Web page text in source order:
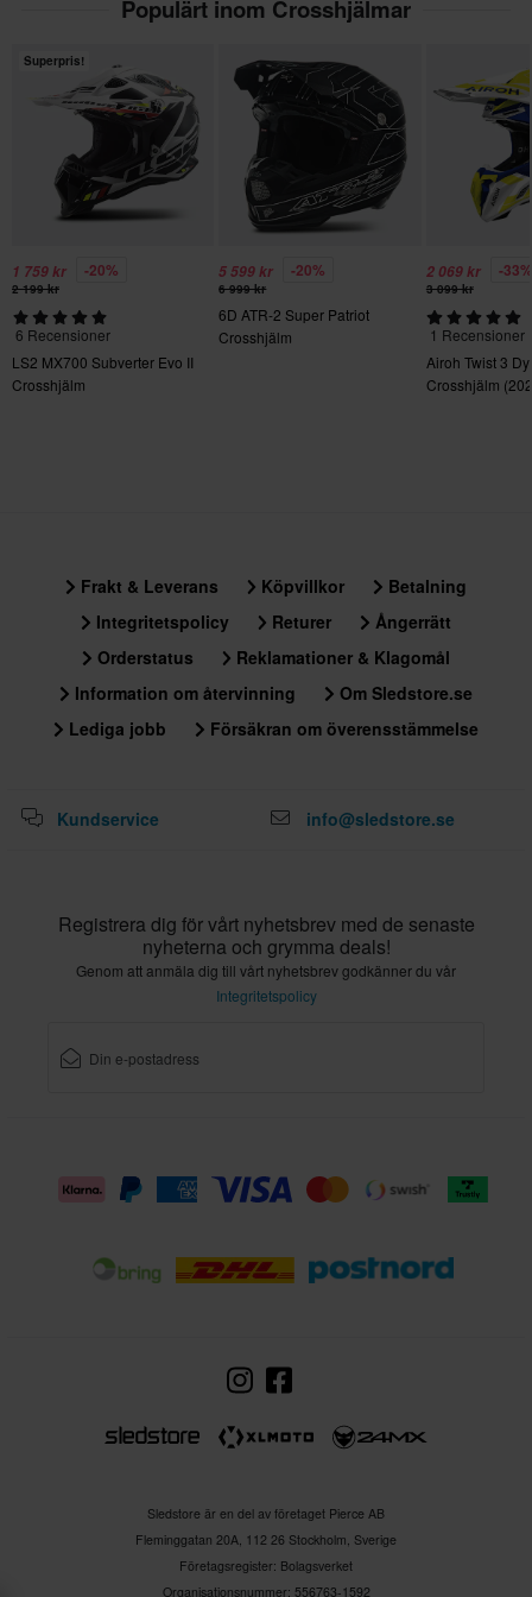
M
XL
325 x 425 x 275 mm
XXL
380 x 400 x 350 mm
Certifieringsstandard
Populärt inom Crosshjälmar
Superpris!
1 759 kr -20%
2 199 kr
6 Recensioner
LS2 MX700 Subverter Evo II
Crosshjälm
5 599 kr -20%
6 999 kr
6D ATR-2 Super Patriot
Crosshjälm
2 069 kr -33%
3 099 kr
1 Recensioner
Airoh Twist 3
Crosshjälm
Frakt & Leverans Köpvillkor
Betalning
Integritetspolicy
Returer
Ångerrätt
Orderstatus
Reklamationer & Klagomål
Information om återvinning
Om Sledstore.se
Lediga jobb
Försäkran om överensstämmelse
Kundservice info@sledstore.se
Registrera dig för vårt nyhetsbrev med de senaste
nyheterna och grymma deals!
Genom att anmäla dig till vårt nyhetsbrev godkänner du vår
Integritetspolicy
Sledstore är en del av företaget Pierce AB
Fleminggatan 20A, 112 26 Stockholm, Sverige
Företagsregister: Bolagsverket
Organisationsnummer: 556763-1592